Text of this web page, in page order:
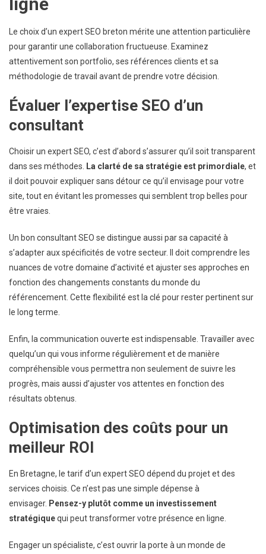
Le choix d’un expert SEO breton mérite une attention particulière
pour garantir une collaboration fructueuse. Examinez
attentivement son portfolio, ses références clients et sa
méthodologie de travail avant de prendre votre décision.
Évaluer l’expertise SEO d’un
consultant
Choisir un expert SEO, c’est d’abord s’assurer qu’il soit transparent
dans ses méthodes.
La clarté de sa stratégie est primordiale, et
il doit pouvoir expliquer sans détour ce qu’il envisage pour votre
site, tout en évitant les promesses qui semblent trop belles pour
être vraies.
Un bon consultant SEO se distingue aussi par sa capacité à
s’adapter aux spécificités de votre secteur. Il doit comprendre les
nuances de votre domaine d’activité et ajuster ses approches en
fonction des changements constants du monde du
référencement. Cette flexibilité est la clé pour rester pertinent sur
le long terme.
Enfin, la communication ouverte est indispensable. Travailler avec
quelqu’un qui vous informe régulièrement et de manière
compréhensible vous permettra non seulement de suivre les
progrès, mais aussi d’ajuster vos attentes en fonction des
résultats obtenus.
Optimisation des coûts pour un
meilleur ROI
En Bretagne, le tarif d’un expert SEO dépend du projet et des
services choisis. Ce n’est pas une simple dépense à
envisager. Pensez-y plutôt comme un investissement
stratégiquequi peut transformer votre présence en ligne.
Engager un spécialiste, c’est ouvrir la porte à un monde de